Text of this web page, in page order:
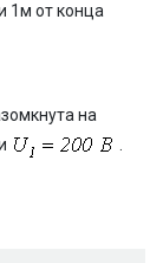
1м от конца
на